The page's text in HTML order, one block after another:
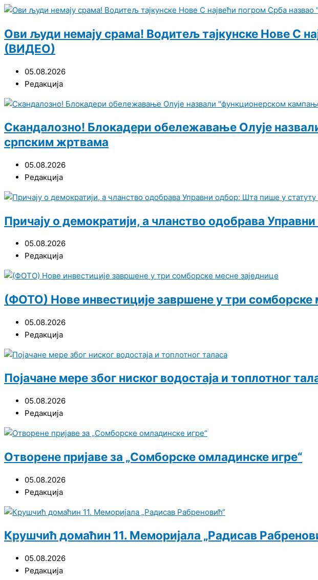
Ови људи немају срама! Водитељ тајкунске Нове С
(ВИДЕО)
05.08.2026
Редакција
Скандалозно! Блокадери обележавање Олује
српским жртвама
05.08.2026
Редакција
Причају о демократији, а чланство одобрава
05.08.2026
Редакција
(ФОТО) Нове инвестиције завршене у три сомборске
05.08.2026
Редакција
Појачане мере због ниског водостаја и топлотног
05.08.2026
Редакција
Отворене пријаве за „Сомборске омладинске игре“
05.08.2026
Редакција
Крушчић домаћин 11. Меморијала „Радисав
05.08.2026
Редакција